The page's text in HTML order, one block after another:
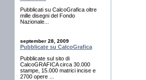
Pubblicati su CalcoGrafica oltre
mille disegni del Fondo
Nazionale...
september 28, 2009
Pubblicate su CalcoGrafica
Pubblicate sul sito di
CalcoGRAFICA circa 30.000
stampe, 15.000 matrici incise e
2700 opere ...